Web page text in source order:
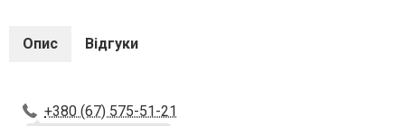
Опис Відгуки
+380 (67) 575-51-21